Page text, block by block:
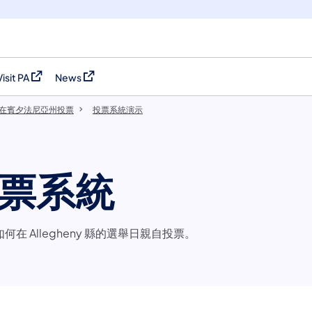
PAin a new tab)
News
(opens in a new tab)
賓夕法尼亞州投票 投票系統演示
系統
在 Allegheny 縣的選舉日親自投票。